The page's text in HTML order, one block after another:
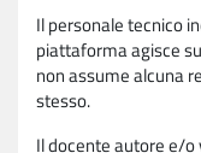
Il personale tecnico
piattaforma agisce
non assume alcuna
stesso.
Il docente autore e/